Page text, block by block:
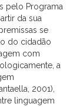
pelo Programa
da sua
se
do cidadão
com
a
2001),
linguagem